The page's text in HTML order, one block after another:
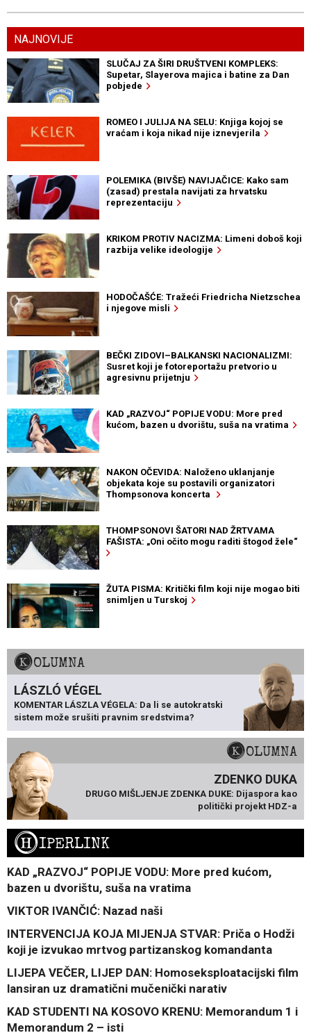
NAJNOVIJE
SLUČAJ ZA ŠIRI DRUŠTVENI KOMPLEKS:
Supetar, Slayerova majica i batine za Dan
pobjede
ROMEO I JULIJA NA SELU: Knjiga kojoj se
vraćam i koja nikad nije iznevjerila
POLEMIKA (BIVŠE) NAVIJAČICE: Kako sam
(zasad) prestala navijati za hrvatsku
reprezentaciju
KRIKOM PROTIV NACIZMA: Limeni doboš koji
razbija velike ideologije
HODOČAŠĆE: Tražeći Friedricha Nietzschea
i njegove misli
BEČKI ZIDOVI–BALKANSKI NACIONALIZMI:
Susret koji je fotoreportažu pretvorio u
agresivnu prijetnju
KAD „RAZVOJ“ POPIJE VODU: More pred
kućom, bazen u dvorištu, suša na vratima
NAKON OČEVIDA: Naloženo uklanjanje
objekata koje su postavili organizatori
Thompsonova koncerta
THOMPSONOVI ŠATORI NAD ŽRTVAMA
FAŠISTA: „Oni očito mogu raditi štogod žele“
ŽUTA PISMA: Kritički film koji nije mogao biti
snimljen u Turskoj
KOLUMNA
LÁSZLÓ VÉGEL
KOMENTAR LÁSZLA VÉGELA: Da li se autokratski
sistem može srušiti pravnim sredstvima?
KOLUMNA
ZDENKO DUKA
DRUGO MIŠLJENJE ZDENKA DUKE: Dijaspora kao
politički projekt HDZ-a
HIPERLINK
KAD „RAZVOJ“ POPIJE VODU: More pred kućom,
bazen u dvorištu, suša na vratima
VIKTOR IVANČIĆ: Nazad naši
INTERVENCIJA KOJA MIJENJA STVAR: Priča o Hodži
koji je izvukao mrtvog partizanskog komandanta
LIJEPA VEČER, LIJEP DAN: Homoseksploatacijski film
lansiran uz dramatični mučenički narativ
KAD STUDENTI NA KOSOVO KRENU: Memorandum 1 i
Memorandum 2 – isti